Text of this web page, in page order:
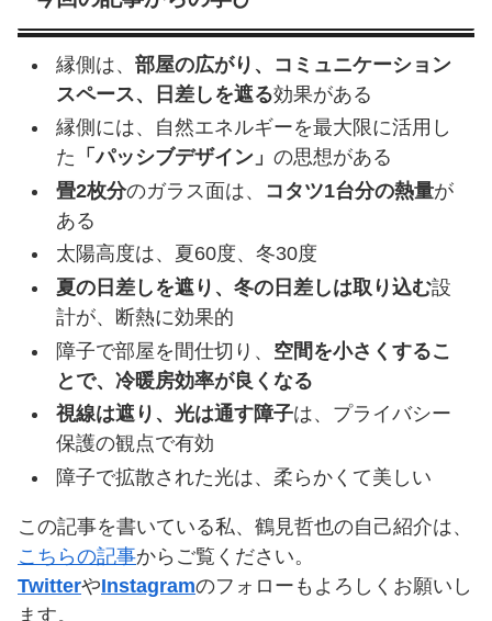
縁側は、 部屋の広がり、コミュニケーション
スペース、日差しを遮る効果がある
縁側には、自然エネルギーを最大限に活用し
た 「パッシブデザイン」 の思想がある
畳2枚分のガラス面は、 コタツ1台分の熱量が
ある
太陽高度は、夏60度、冬30度
夏の日差しを遮り、冬の日差しは取り込む設
計が、断熱に効果的
障子で部屋を間仕切り、 空間を小さくするこ
とで、冷暖房効率が良くなる
視線は遮り、光は通す障子は、プライバシー
保護の観点で有効
障子で拡散された光は、柔らかくて美しい
この記事を書いている私、鶴見哲也の自己紹介は、
こちらの記事からご覧ください。
TwitterやInstagramのフォローもよろしくお願いし
ます。